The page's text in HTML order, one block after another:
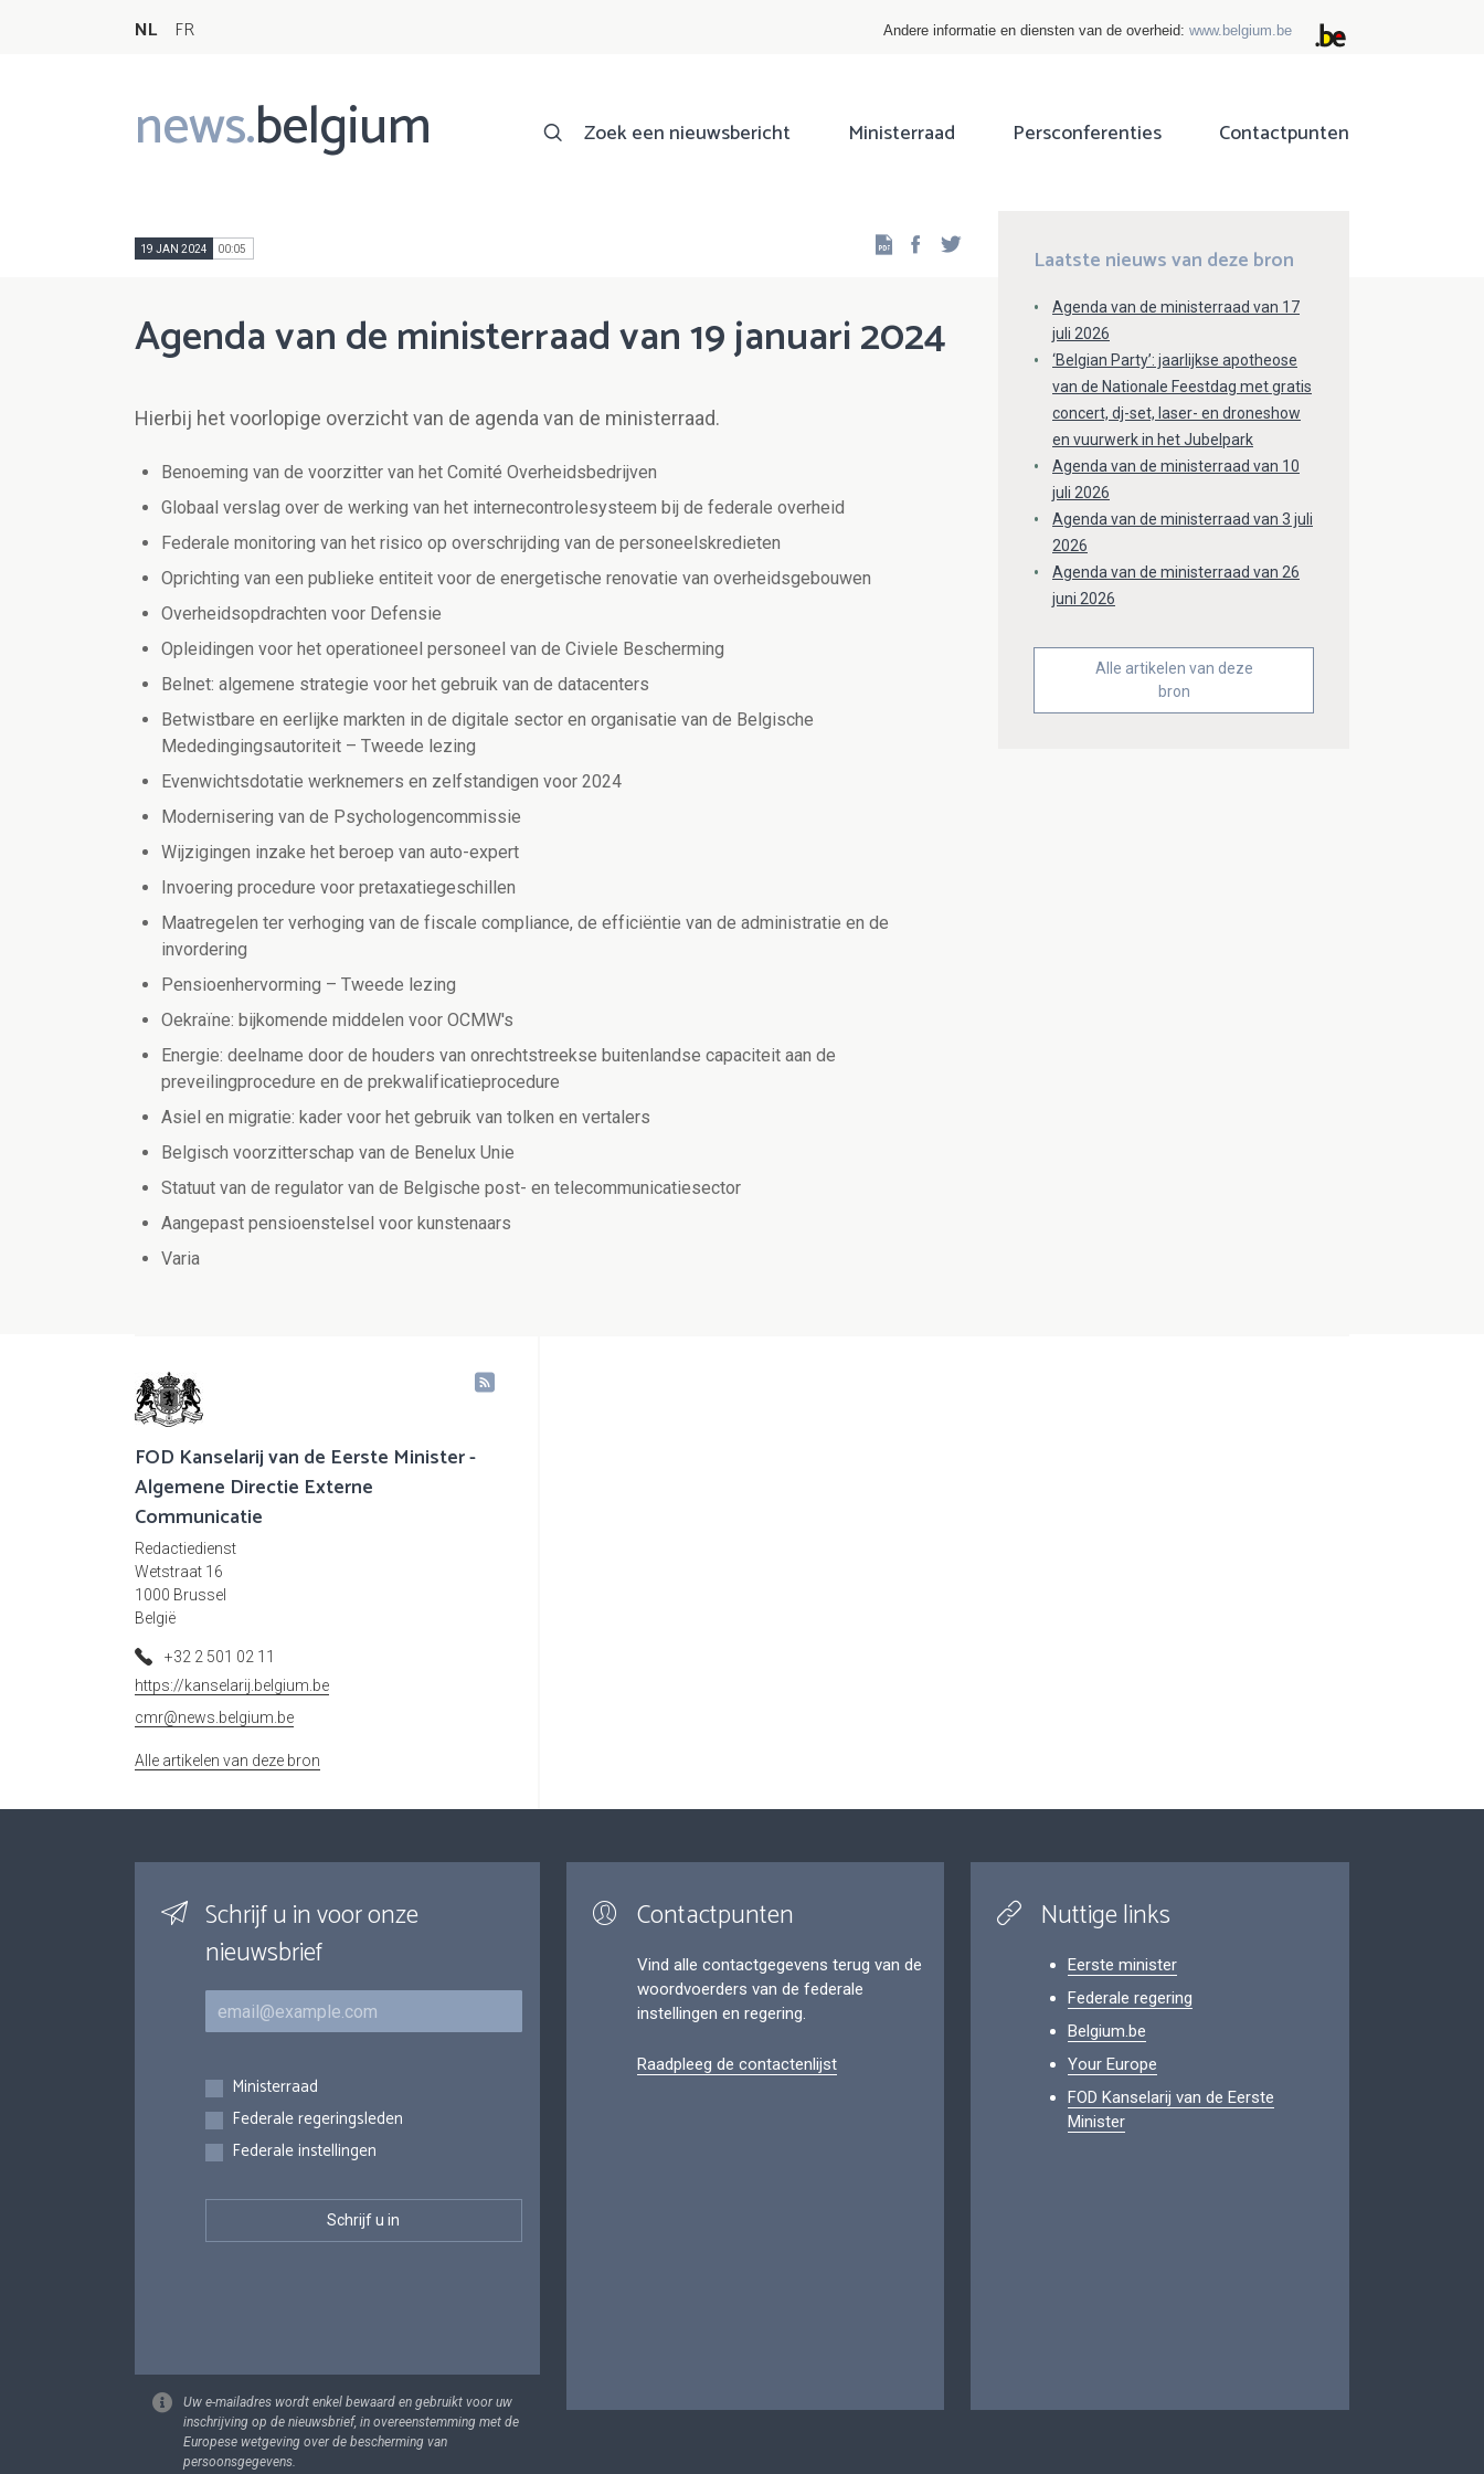
NL FR Andere informatie en diensten van de overheid: www.belgium.be
news.belgium
Main
navigation
Zoek een nieuwsbericht Ministerraad Persconferenties Contactpunten
19 JAN 2024 00:05 Facebook
Agenda van de ministerraad van 19 januari 2024
Hierbij het voorlopige overzicht van de agenda van de ministerraad.
Benoeming van de voorzitter van het Comité Overheidsbedrijven
Globaal verslag over de werking van het internecontrolesysteem bij de federale overheid
Federale monitoring van het risico op overschrijding van de personeelskredieten
Oprichting van een publieke entiteit voor de energetische renovatie van overheidsgebouwen
Overheidsopdrachten voor Defensie
Opleidingen voor het operationeel personeel van de Civiele Bescherming
Belnet: algemene strategie voor het gebruik van de datacenters
Betwistbare en eerlijke markten in de digitale sector en organisatie van de Belgische
Mededingingsautoriteit – Tweede lezing
Evenwichtsdotatie werknemers en zelfstandigen voor 2024
Modernisering van de Psychologencommissie
Wijzigingen inzake het beroep van auto-expert
Invoering procedure voor pretaxatiegeschillen
Maatregelen ter verhoging van de fiscale compliance, de efficiëntie van de administratie en de
invordering
Pensioenhervorming – Tweede lezing
Oekraïne: bijkomende middelen voor OCMW's
Energie: deelname door de houders van onrechtstreekse buitenlandse capaciteit aan de
preveilingprocedure en de prekwalificatieprocedure
Asiel en migratie: kader voor het gebruik van tolken en vertalers
Belgisch voorzitterschap van de Benelux Unie
Statuut van de regulator van de Belgische post- en telecommunicatiesector
Aangepast pensioenstelsel voor kunstenaars
Varia
Laatste nieuws van deze bron
Agenda van de ministerraad van 17
juli 2026
‘Belgian Party’: jaarlijkse apotheose
van de Nationale Feestdag met gratis
concert, dj-set, laser- en droneshow
en vuurwerk in het Jubelpark
Agenda van de ministerraad van 10
juli 2026
Agenda van de ministerraad van 3 juli
2026
Agenda van de ministerraad van 26
juni 2026
Alle artikelen van deze
bron
FOD Kanselarij van de Eerste Minister -
Algemene Directie Externe
Communicatie
Redactiedienst
Wetstraat 16
1000 Brussel
België
+32 2 501 02 11
https://kanselarij.belgium.be
cmr@news.belgium.be
Alle artikelen van deze bron
Schrijf u in voor onze
nieuwsbrief
E-mail
Inschrijvingen
Ministerraad
Federale regeringsleden
Federale instellingen
Uw e-mailadres wordt enkel bewaard en gebruikt voor uw
inschrijving op de nieuwsbrief, in overeenstemming met de
Europese wetgeving over de bescherming van
persoonsgegevens.
Contactpunten
Vind alle contactgegevens terug van de
woordvoerders van de federale
instellingen en regering.
Raadpleeg de contactenlijst
Nuttige links
Eerste minister
Federale regering
Belgium.be
Your Europe
FOD Kanselarij van de Eerste
Minister